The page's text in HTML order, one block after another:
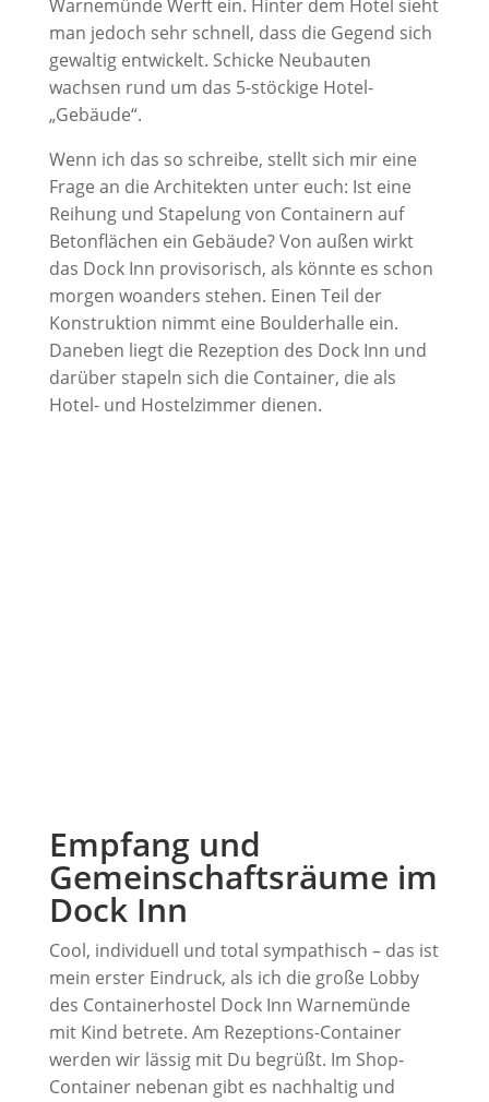
Warnemünde Werft ein. Hinter dem Hotel sieht
man jedoch sehr schnell, dass die Gegend sich
gewaltig entwickelt. Schicke Neubauten
wachsen rund um das 5-stöckige Hotel-
„Gebäude“.
Wenn ich das so schreibe, stellt sich mir eine
Frage an die Architekten unter euch: Ist eine
Reihung und Stapelung von Containern auf
Betonflächen ein Gebäude? Von außen wirkt
das Dock Inn provisorisch, als könnte es schon
morgen woanders stehen. Einen Teil der
Konstruktion nimmt eine Boulderhalle ein.
Daneben liegt die Rezeption des Dock Inn und
darüber stapeln sich die Container, die als
Hotel- und Hostelzimmer dienen.
Empfang und
Gemeinschaftsräume im
Dock Inn
Cool, individuell und total sympathisch – das ist
mein erster Eindruck, als ich die große Lobby
des Containerhostel Dock Inn Warnemünde
mit Kind betrete. Am Rezeptions-Container
werden wir lässig mit Du begrüßt. Im Shop-
Container nebenan gibt es nachhaltig und